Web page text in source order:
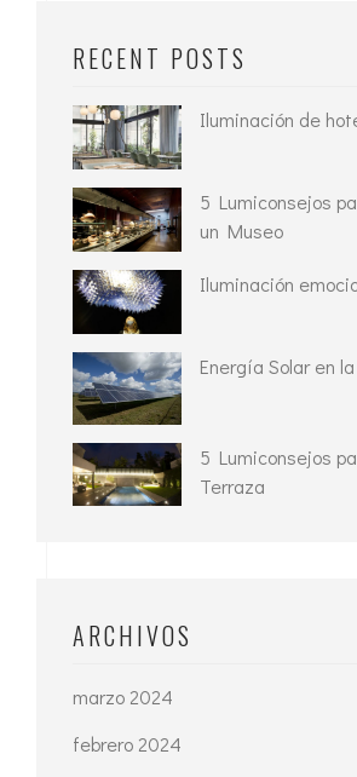
RECENT POSTS
Iluminación de
5 Lumiconsejos
un Museo
Iluminación
Energía Solar en
5 Lumiconsejos
Terraza
ARCHIVOS
marzo 2024
febrero 2024